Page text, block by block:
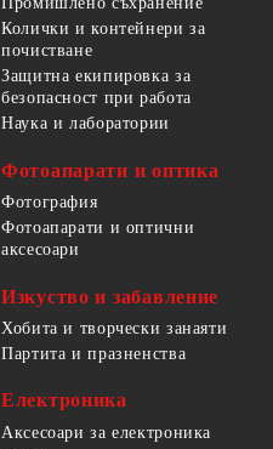
Колички и контейнери за
почистване
Защитна екипировка за
безопасност при работа
Наука и лаборатории
Фотоапарати и оптика
Фотография
Фотоапарати и оптични
аксесоари
Изкуство и забавление
Хобита и творчески занаяти
Партита и празненства
Електроника
Аксесоари за електроника